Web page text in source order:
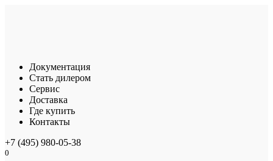
Документация
Стать дилером
Сервис
Доставка
Где купить
Контакты
+7 (495) 980-05-38
0